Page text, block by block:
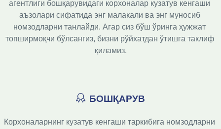
агентлиги бошқарувидаги корхоналар кузатув кенгаши
аъзолари сифатида энг малакали ва энг муносиб
номзодларни танлайди. Агар сиз бўш ўринга ҳужжат
топширмоқчи бўлсангиз, бизни рўйхатдан ўтишга таклиф
қиламиз.
БОШҚАРУВ
Корхоналарнинг кузатув кенгаши таркибига номзодларни